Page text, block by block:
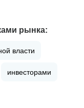
рынка:
власти
инвесторами